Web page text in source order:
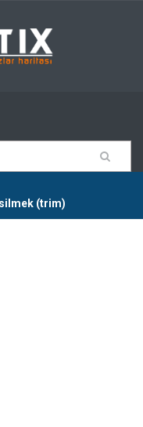
(trim)